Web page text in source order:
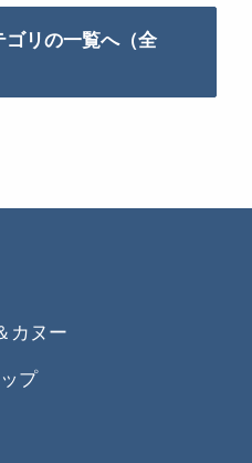
ゴリの一覧へ（全
カヌー
プ